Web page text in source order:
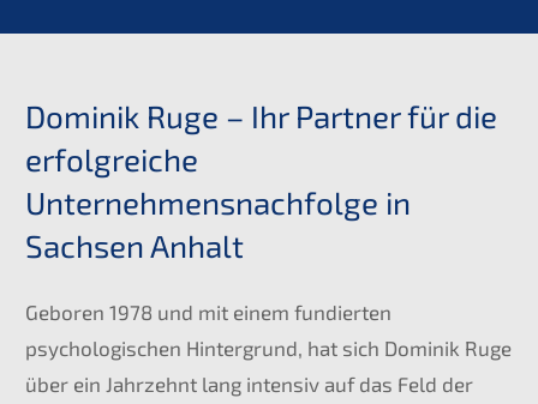
Dominik Ruge – Ihr Partner für die
erfolgreiche
Unternehmensnachfolge in
Sachsen Anhalt
Geboren 1978 und mit einem fundierten
psychologischen Hintergrund, hat sich Dominik Ruge
über ein Jahrzehnt lang intensiv auf das Feld der